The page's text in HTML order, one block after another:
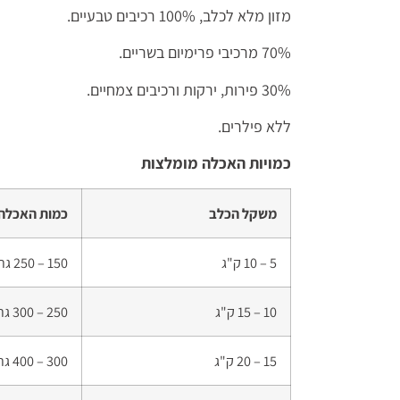
מזון מלא לכלב, 100% רכיבים טבעיים.
70% מרכיבי פרימיום בשריים.
30% פירות, ירקות ורכיבים צמחיים.
ללא פילרים.
כמויות האכלה מומלצות
משקל הכלב כמות
5 – 10 ק"ג 150 – 250 גרם
10 – 15 ק"ג 250 – 300 גרם
15 – 20 ק"ג 300 – 400 גרם